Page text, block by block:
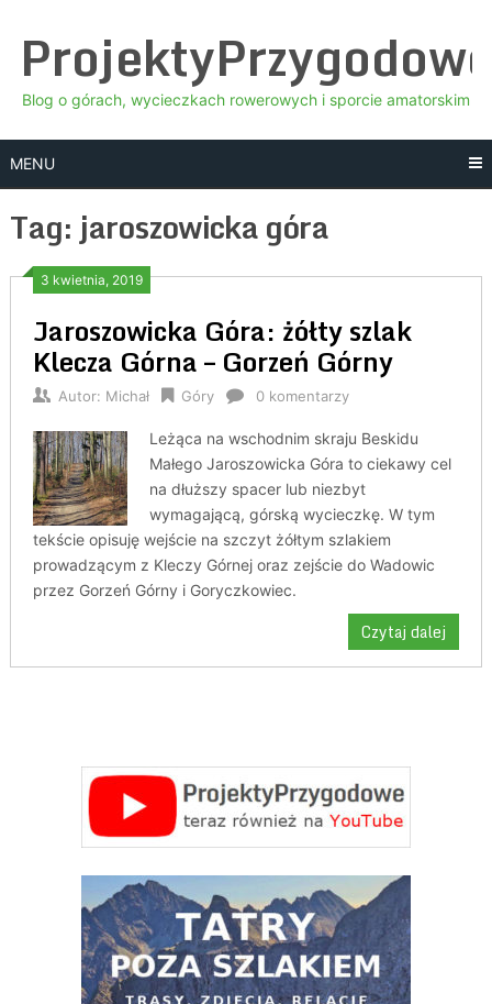
content
Blog o górach, wycieczkach rowerowych i sporcie amatorskim
MENU
Tag: jaroszowicka góra
3 kwietnia, 2019
Jaroszowicka Góra: żółty szlak
Klecza Górna – Gorzeń Górny
Autor: Michał Góry 0 komentarzy
Leżąca na wschodnim skraju Beskidu
Małego Jaroszowicka Góra to ciekawy cel
na dłuższy spacer lub niezbyt
wymagającą, górską wycieczkę. W tym
tekście opisuję wejście na szczyt żółtym szlakiem
prowadzącym z Kleczy Górnej oraz zejście do Wadowic
przez Gorzeń Górny i Goryczkowiec.
Czytaj dalej